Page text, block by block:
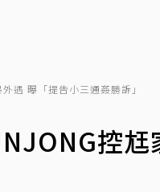
遇 曝「提告小三通姦勝訴」
控